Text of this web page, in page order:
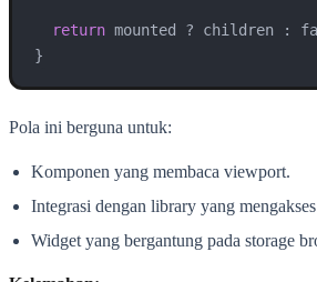
return mounted ? children :
}
Pola ini berguna untuk:
Komponen yang membaca viewport.
Integrasi dengan library yang
Widget yang bergantung pada storage